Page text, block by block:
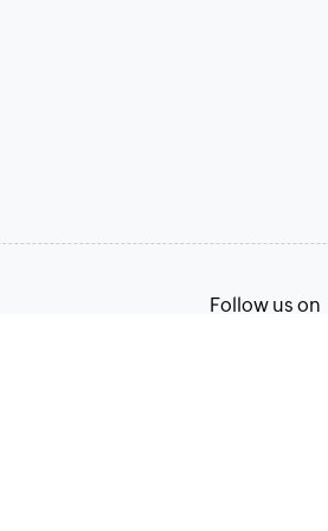
Follow us on